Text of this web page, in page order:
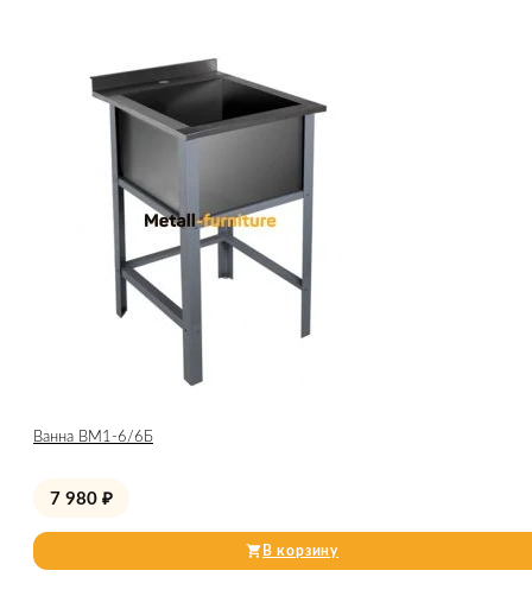
Ванна ВМ1-6/6Б
7 980 ₽
В корзину